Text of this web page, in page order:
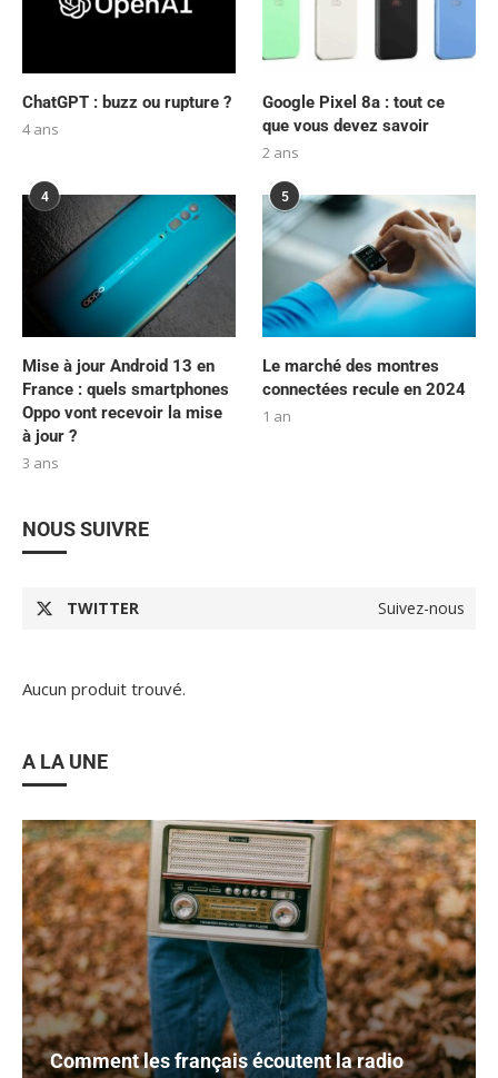
ChatGPT : buzz ou rupture ?
4 ans
Google Pixel 8a : tout ce
que vous devez savoir
2 ans
4
Mise à jour Android 13 en
France : quels smartphones
Oppo vont recevoir la mise
à jour ?
3 ans
5
Le marché des montres
connectées recule en 2024
1 an
NOUS SUIVRE
TWITTER Suivez-nous
Aucun produit trouvé.
A LA UNE
Comment les français écoutent la radio